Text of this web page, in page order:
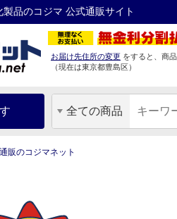
製品のコジマ 公式通販サイト
お届け先住所の変更 をすると、商
（現在は東京都豊島区）
全ての商品
販のコジマネット